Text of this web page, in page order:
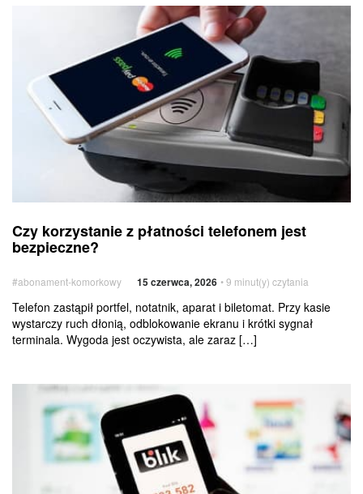
Czy korzystanie
bezpieczne?
z płatności
telefonem
bezpieczne?
Usługi
dodatkowe
Czy korzystanie z płatności telefonem jest
bezpieczne?
#abonament-komorkowy 15 czerwca, 2026 • 9 minut(y) czytania
Telefon zastąpił portfel, notatnik, aparat i biletomat. Przy kasie
wystarczy ruch dłonią, odblokowanie ekranu i krótki sygnał
terminala. Wygoda jest oczywista, ale zaraz […]
Jak
płacić
BLIKiem
przez telefon?
Prosty